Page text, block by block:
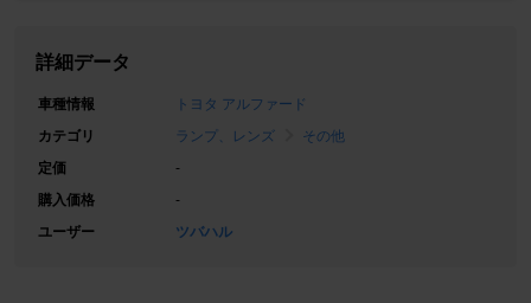
詳細データ
車種情報
トヨタ アルファード
カテゴリ
ランプ、レンズ
その他
定価
-
購入価格
-
ユーザー
ツバハル